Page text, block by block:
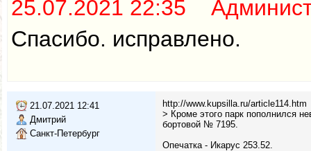
25.07.2021 22:35
Спасибо. исправлено.
21.07.2021 12:41
Дмитрий
Санкт-Петербург
http://www.kupsilla.ru/article114.htm
> Кроме этого парк пополнился
бортовой № 7195.
Опечатка - Икарус 253.52.